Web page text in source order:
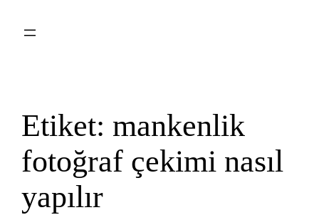
Etiket: mankenlik
fotoğraf çekimi nasıl
yapılır